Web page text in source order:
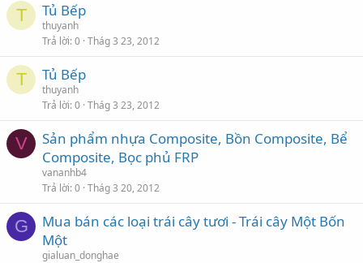
T Tủ Bếp
thuyanh
Trả lời 0 Thág 3 23, 2012
T Tủ Bếp
thuyanh
Trả lời 0 Thág 3 23, 2012
V
Sản phẩm nhựa Composite, Bồn Composite, Bể
Composite, Bọc phủ FRP
vananhb4
Trả lời 0 Thág 3 20, 2012
G
Mua bán các loại trái cây tươi - Trái cây Một Bốn
Một
gialuan_donghae